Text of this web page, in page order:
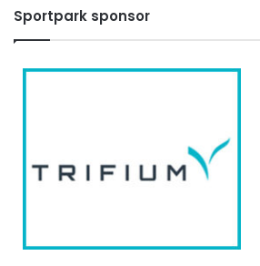
Sportpark sponsor